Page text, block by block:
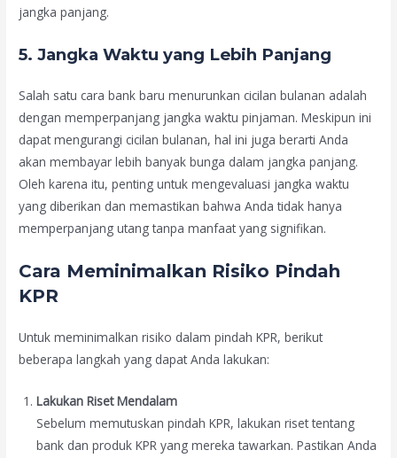
jangka panjang.
5.Jangka Waktu yang Lebih Panjang
Salah satu cara bank baru menurunkan cicilan bulanan adalah
dengan memperpanjang jangka waktu pinjaman. Meskipun ini
dapat mengurangi cicilan bulanan, hal ini juga berarti Anda
akan membayar lebih banyak bunga dalam jangka panjang.
Oleh karena itu, penting untuk mengevaluasi jangka waktu
yang diberikan dan memastikan bahwa Anda tidak hanya
memperpanjang utang tanpa manfaat yang signifikan.
Cara Meminimalkan Risiko Pindah
KPR
Untuk meminimalkan risiko dalam pindah KPR, berikut
beberapa langkah yang dapat Anda lakukan:
Lakukan Riset Mendalam
Sebelum memutuskan pindah KPR, lakukan riset tentang
bank dan produk KPR yang mereka tawarkan. Pastikan Anda